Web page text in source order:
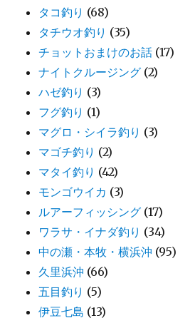
タコ釣り (68)
タチウオ釣り (35)
チョットおまけのお話 (17)
ナイトクルージング (2)
ハゼ釣り (3)
フグ釣り (1)
マグロ・シイラ釣り (3)
マゴチ釣り (2)
マタイ釣り (42)
モンゴウイカ (3)
ルアーフィッシング (17)
ワラサ・イナダ釣り (34)
中の瀬・本牧・横浜沖 (95)
久里浜沖 (66)
五目釣り (5)
伊豆七島 (13)